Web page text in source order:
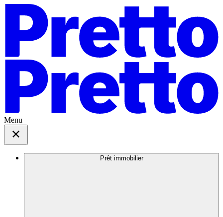
Menu
Prêt immobilier